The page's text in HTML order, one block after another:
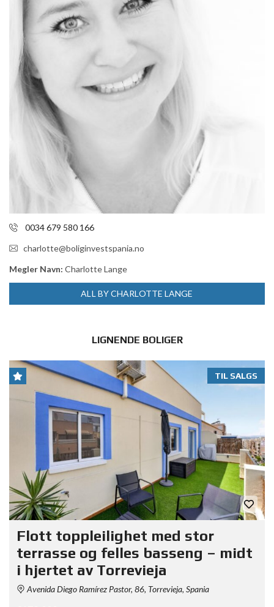
0034 679 580 166
charlotte@boliginvestspania.no
Megler Navn: Charlotte Lange
ALL BY CHARLOTTE LANGE
LIGNENDE BOLIGER
TIL SALGS
Flott toppleilighet med stor
terrasse og felles basseng – midt
i hjertet av Torrevieja
Avenida Diego Ramírez Pastor, 86, Torrevieja, Spania